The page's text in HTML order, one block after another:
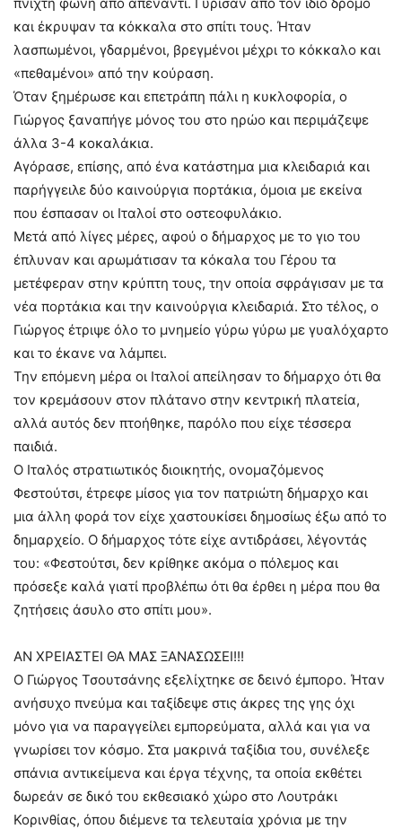
και έκρυψαν τα κόκκαλα στο σπίτι τους. Ήταν
λασπωμένοι, γδαρμένοι, βρεγμένοι μέχρι το κόκκαλο και
«πεθαμένοι» από την κούραση.
Όταν ξημέρωσε και επετράπη πάλι η κυκλοφορία, ο
Γιώργος ξαναπήγε μόνος του στο ηρώο και περιμάζεψε
άλλα 3-4 κοκαλάκια.
Αγόρασε, επίσης, από ένα κατάστημα μια κλειδαριά και
παρήγγειλε δύο καινούργια πορτάκια, όμοια με εκείνα
που έσπασαν οι Ιταλοί στο οστεοφυλάκιο.
Μετά από λίγες μέρες, αφού ο δήμαρχος με το γιο του
έπλυναν και αρωμάτισαν τα κόκαλα του Γέρου τα
μετέφεραν στην κρύπτη τους, την οποία σφράγισαν με τα
νέα πορτάκια και την καινούργια κλειδαριά. Στο τέλος, ο
Γιώργος έτριψε όλο το μνημείο γύρω γύρω με γυαλόχαρτο
και το έκανε να λάμπει.
Την επόμενη μέρα οι Ιταλοί απείλησαν το δήμαρχο ότι θα
τον κρεμάσουν στον πλάτανο στην κεντρική πλατεία,
αλλά αυτός δεν πτοήθηκε, παρόλο που είχε τέσσερα
παιδιά.
Ο Ιταλός στρατιωτικός διοικητής, ονομαζόμενος
Φεστούτσι, έτρεφε μίσος για τον πατριώτη δήμαρχο και
μια άλλη φορά τον είχε χαστουκίσει δημοσίως έξω από το
δημαρχείο. Ο δήμαρχος τότε είχε αντιδράσει, λέγοντάς
του: «Φεστούτσι, δεν κρίθηκε ακόμα ο πόλεμος και
πρόσεξε καλά γιατί προβλέπω ότι θα έρθει η μέρα που θα
ζητήσεις άσυλο στο σπίτι μου».
ΑΝ ΧΡΕΙΑΣΤΕΙ ΘΑ ΜΑΣ ΞΑΝΑΣΩΣΕΙ!!!
Ο Γιώργος Τσουτσάνης εξελίχτηκε σε δεινό έμπορο. Ήταν
ανήσυχο πνεύμα και ταξίδεψε στις άκρες της γης όχι
μόνο για να παραγγείλει εμπορεύματα, αλλά και για να
γνωρίσει τον κόσμο. Στα μακρινά ταξίδια του, συνέλεξε
σπάνια αντικείμενα και έργα τέχνης, τα οποία εκθέτει
δωρεάν σε δικό του εκθεσιακό χώρο στο Λουτράκι
Κορινθίας, όπου διέμενε τα τελευταία χρόνια με την